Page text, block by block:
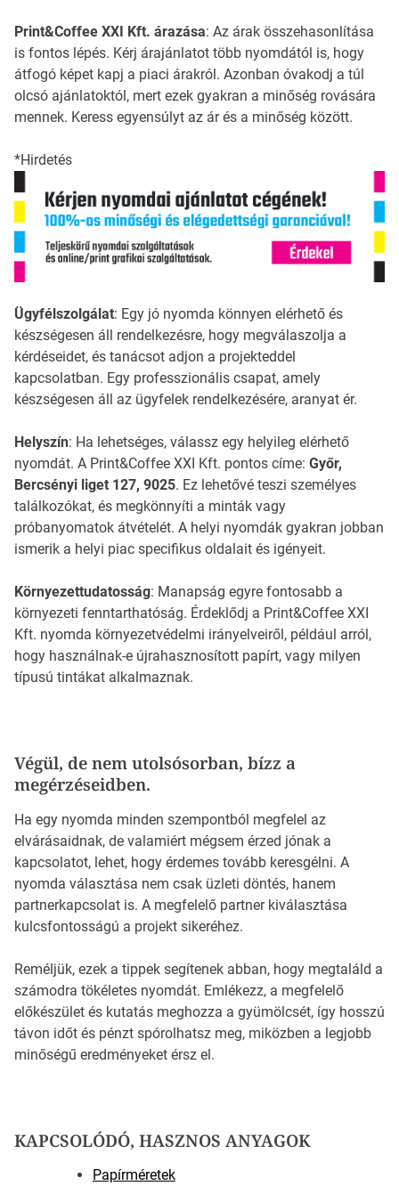
Print&Coffee XXI Kft. árazása: Az árak összehasonlítása
is fontos lépés. Kérj árajánlatot több nyomdától is, hogy
átfogó képet kapj a piaci árakról. Azonban óvakodj a túl
olcsó ajánlatoktól, mert ezek gyakran a minőség rovására
mennek. Keress egyensúlyt az ár és a minőség között.
*Hirdetés
Ügyfélszolgálat: Egy jó nyomda könnyen elérhető és
készségesen áll rendelkezésre, hogy megválaszolja a
kérdéseidet, és tanácsot adjon a projekteddel
kapcsolatban. Egy professzionális csapat, amely
készségesen áll az ügyfelek rendelkezésére, aranyat ér.
Helyszín: Ha lehetséges, válassz egy helyileg elérhető
nyomdát. A Print&Coffee XXI Kft. pontos címe: Győr,
Bercsényi liget 127, 9025. Ez lehetővé teszi személyes
találkozókat, és megkönnyíti a minták vagy
próbanyomatok átvételét. A helyi nyomdák gyakran jobban
ismerik a helyi piac specifikus oldalait és igényeit.
Környezettudatosság: Manapság egyre fontosabb a
környezeti fenntarthatóság. Érdeklődj a Print&Coffee XXI
Kft. nyomda környezetvédelmi irányelveiről, például arról,
hogy használnak-e újrahasznosított papírt, vagy milyen
típusú tintákat alkalmaznak.
Végül, de nem utolsósorban, bízz a
megérzéseidben.
Ha egy nyomda minden szempontból megfelel az
elvárásaidnak, de valamiért mégsem érzed jónak a
kapcsolatot, lehet, hogy érdemes tovább keresgélni. A
nyomda választása nem csak üzleti döntés, hanem
partnerkapcsolat is. A megfelelő partner kiválasztása
kulcsfontosságú a projekt sikeréhez.
Reméljük, ezek a tippek segítenek abban, hogy megtaláld a
számodra tökéletes nyomdát. Emlékezz, a megfelelő
előkészület és kutatás meghozza a gyümölcsét, így hosszú
távon időt és pénzt spórolhatsz meg, miközben a legjobb
minőségű eredményeket érsz el.
KAPCSOLÓDÓ, HASZNOS ANYAGOK
Papírméretek